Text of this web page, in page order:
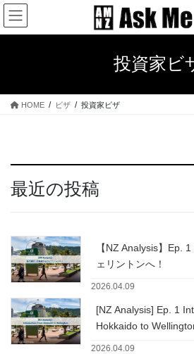
コ
ン
テ
ス
ナ
ビ
ゲ
ン
投資家ビ
HOME ビザ 投資家ビザ
最近の投稿
【NZ Analysis】Ep.
ェリントンへ！
2026.04.09
[NZ Analysis] Ep. 1
Hokkaido to
2026.04.09